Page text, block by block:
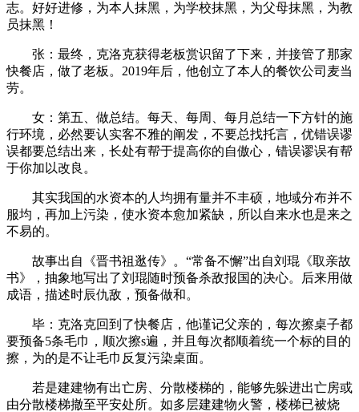
志。好好进修，为本人抹黑，为学校抹黑，为父母抹黑，为教
员抹黑！
张：最终，克洛克获得老板赏识留了下来，并接管了那家
快餐店，做了老板。2019年后，他创立了本人的餐饮公司麦当
劳。
女：第五、做总结。每天、每周、每月总结一下方针的施
行环境，必然要认实客不雅的阐发，不要总找托言，优错误谬
误都要总结出来，长处有帮于提高你的自傲心，错误谬误有帮
于你加以改良。
其实我国的水资本的人均拥有量并不丰硕，地域分布并不
服均，再加上污染，使水资本愈加紧缺，所以自来水也是来之
不易的。
故事出自《晋书祖逖传》。“常备不懈”出自刘琨《取亲故
书》，抽象地写出了刘琨随时预备杀敌报国的决心。后来用做
成语，描述时辰仇敌，预备做和。
毕：克洛克回到了快餐店，他谨记父亲的，每次擦桌子都
要预备5条毛巾，顺次擦s遍，并且每次都顺着统一个标的目的
擦，为的是不让毛巾反复污染桌面。
若是建建物有出亡房、分散楼梯的，能够先躲进出亡房或
由分散楼梯撤至平安处所。如多层建建物火警，楼梯已被烧